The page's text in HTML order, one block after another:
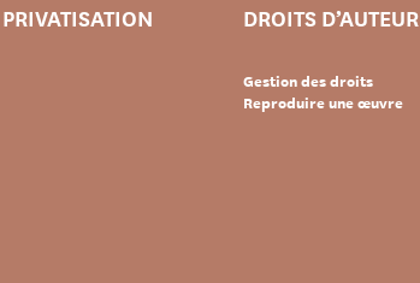
PRIVATISATION DROITS D’AUTEUR
Gestion des droits
Reproduire une œuvre